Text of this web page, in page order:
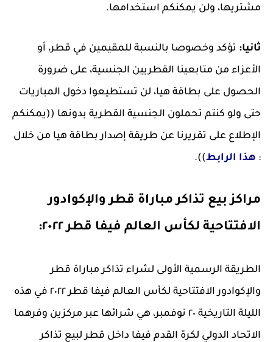
مشتريها، ولن يمكنكم استخدامها.
ثانيا: تؤكد وخصوصا بالنسبة للمقيمين في قطر، أو
الأعزاء من متابعينا القطريين الجنسية، على ضرورة
الحصول على بطاقة هيا، لن تستطيعوا دخول المباريات
حتى ولو كنتم تحملون الجنسية القطرية بدونها ((يمكنكم
الإطلاع على تقريرنا عن طريقة إصدار بطاقة هيا من خلال
: هذا الرابط)).
مراكز بيع تذاكر مباراة قطر والإكوادور
الافتتاحية لكأس العالم فيفا قطر ٢٠٢٢:
الطريقة الرسمية الأولى لشراء تذاكر مباراة قطر
والإكوادور الافتتاحية لكأس العالم فيفا قطر ٢٠٢٢ في هذه
الليلة التاريخية ٢٠ نوفمبر، هي شرائها عبر مركزين وفرهما
الاتحاد الدولي لكرة القدم فيفا داخل قطر لبيع تذاكر